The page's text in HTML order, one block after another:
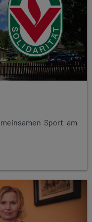
Sport am